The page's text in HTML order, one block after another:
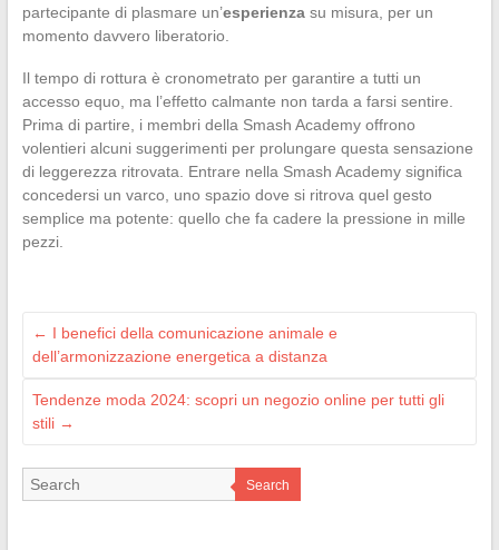
partecipante di plasmare un’esperienzasu misura, per un
momento davvero liberatorio.
Il tempo di rottura è cronometrato per garantire a tutti un
accesso equo, ma l’effetto calmante non tarda a farsi sentire.
Prima di partire, i membri della Smash Academy offrono
volentieri alcuni suggerimenti per prolungare questa sensazione
di leggerezza ritrovata. Entrare nella Smash Academy significa
concedersi un varco, uno spazio dove si ritrova quel gesto
semplice ma potente: quello che fa cadere la pressione in mille
pezzi.
← I benefici della comunicazione animale e
dell’armonizzazione energetica a distanza
Tendenze moda 2024: scopri un negozio online per tutti gli
stili →
Search